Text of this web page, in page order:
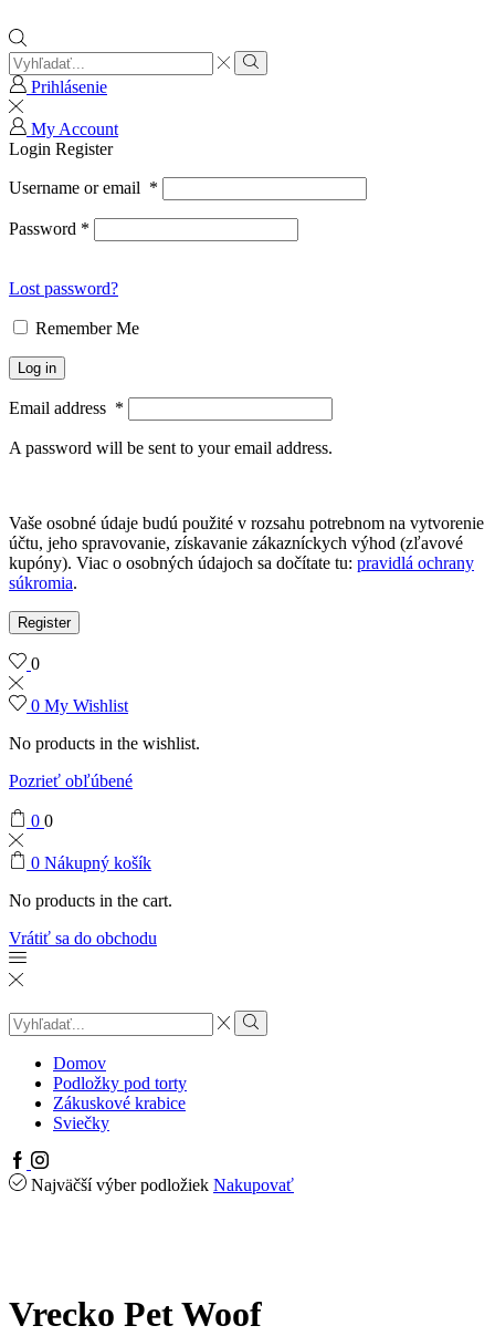
Search
input
Search
Prihlásenie
My Account
Login Register
Username or email *
Password *
Lost password?
Remember Me
Log in
Email address *
A password will be sent to your email address.
Vaše osobné údaje budú použité v rozsahu potrebnom na vytvorenie
účtu, jeho spravovanie, získavanie zákazníckych výhod (zľavové
kupóny). Viac o osobných údajoch sa dočítate tu: pravidlá ochrany
súkromia.
Register
0
0 My Wishlist
No products in the wishlist.
Pozrieť obľúbené
0 0
0 Nákupný košík
No products in the cart.
Vrátiť sa do obchodu
Search
input
Search
Domov
Podložky pod torty
Zákuskové krabice
Sviečky
Facebook
Instagram
Najväčší výber podložiek Nakupovať
Vrecko Pet Woof